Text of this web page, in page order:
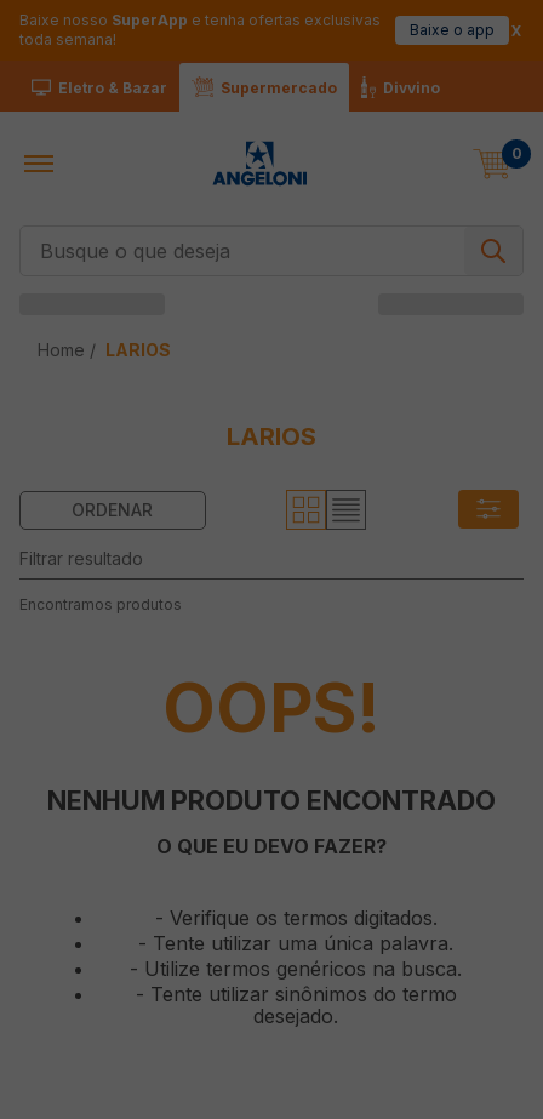
Baixe nosso SuperApp e tenha ofertas exclusivas
toda semana!
Baixe o app
Eletro & Bazar Supermercado Divvino
0
LARIOS
LARIOS
produtos
OOPS!
NENHUM PRODUTO ENCONTRADO
O QUE EU DEVO FAZER?
Verifique os termos digitados.
Tente utilizar uma única palavra.
Utilize termos genéricos na busca.
Tente utilizar sinônimos do termo
desejado.